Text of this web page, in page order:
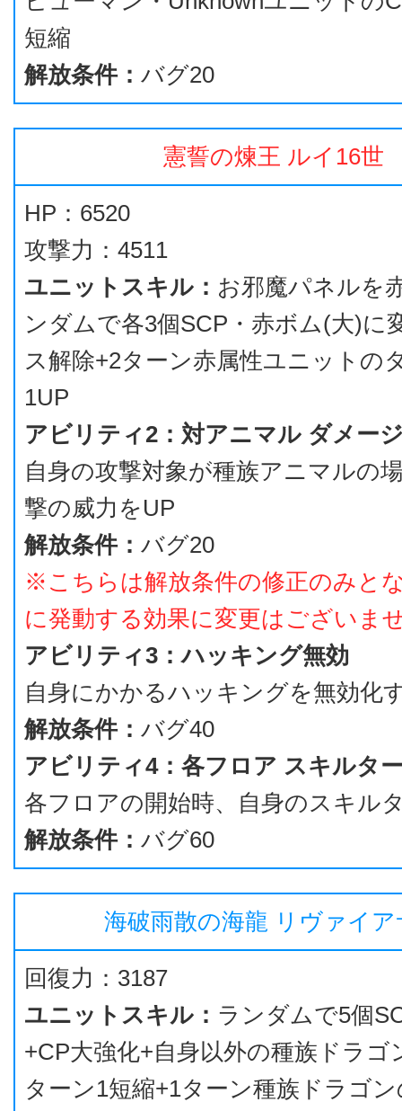
短縮
解放条件： バグ20
憲誓の煉王 ルイ16世
HP：6520
攻撃力：4511
ユニットスキル： お邪魔パネルを
ンダムで各3個SCP・赤ボム(大)に
ス解除+2ターン赤属性ユニットの
1UP
アビリティ2：対アニマル ダメー
自身の攻撃対象が種族アニマルの
撃の威力をUP
解放条件： バグ20
※こちらは解放条件の修正のみと
に発動する効果に変更はございま
アビリティ3：ハッキング無効
自身にかかるハッキングを無効化
解放条件： バグ40
アビリティ4：各フロア スキルタ
各フロアの開始時、自身のスキル
解放条件： バグ60
海破雨散の海龍 リヴァイア
回復力：3187
ユニットスキル： ランダムで5個
+CP大強化+自身以外の種族ドラゴ
ターン1短縮+1ターン種族ドラゴ